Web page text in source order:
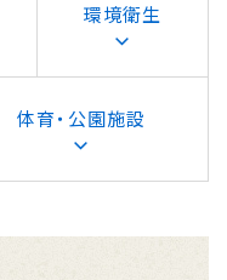
環境衛生
体育・公園施設